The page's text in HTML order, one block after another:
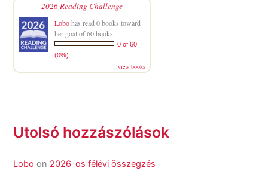
2026 Reading Challenge
Lobohas read 0 books toward
her goal of 60 books.
0 of 60
(0%)
view books
Utolsó hozzászólások
Lobo on 2026-os félévi összegzés